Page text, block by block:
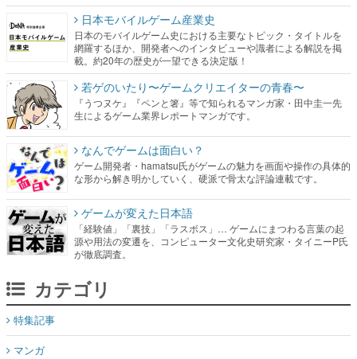
日本モバイルゲーム産業史
日本のモバイルゲーム史における主要なトピック・タイトルを
網羅するほか、開発者へのインタビューや識者による解説を掲
載。約20年の歴史が一望できる決定版！
若ゲのいたり〜ゲームクリエイターの青春〜
『うつヌケ』『ペンと箸』等で知られるマンガ家・田中圭一先
生によるゲーム業界レポートマンガです。
なんでゲームは面白い？
ゲーム開発者・hamatsu氏がゲームの魅力を画面や操作の具体的
な形から解き明かしていく、硬派で骨太な評論連載です。
ゲームが変えた日本語
「経験値」「裏技」「ラスボス」… ゲームにまつわる言葉の起
源や用法の変遷を、コンピューター文化史研究家・タイニーP氏
が徹底調査。
カテゴリ
特集記事
マンガ